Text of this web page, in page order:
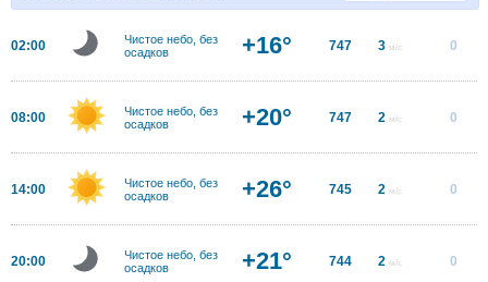
02:00
Чистое небо, без
осадков
+16° 747 3 м/с 0
08:00
Чистое небо, без
осадков
+20° 747 2 м/с 0
14:00
Чистое небо, без
осадков
+26° 745 2 м/с 0
20:00
Чистое небо, без
осадков
+21° 744 2 м/с 0